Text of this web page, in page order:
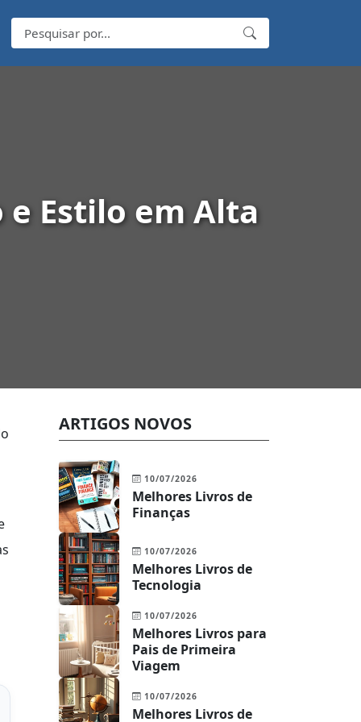
e Estilo em Alta
ARTIGOS NOVOS
10/07/2026
Melhores Livros de
Finanças
10/07/2026
Melhores Livros de
Tecnologia
10/07/2026
Melhores Livros para
Pais de Primeira
Viagem
10/07/2026
Melhores Livros de